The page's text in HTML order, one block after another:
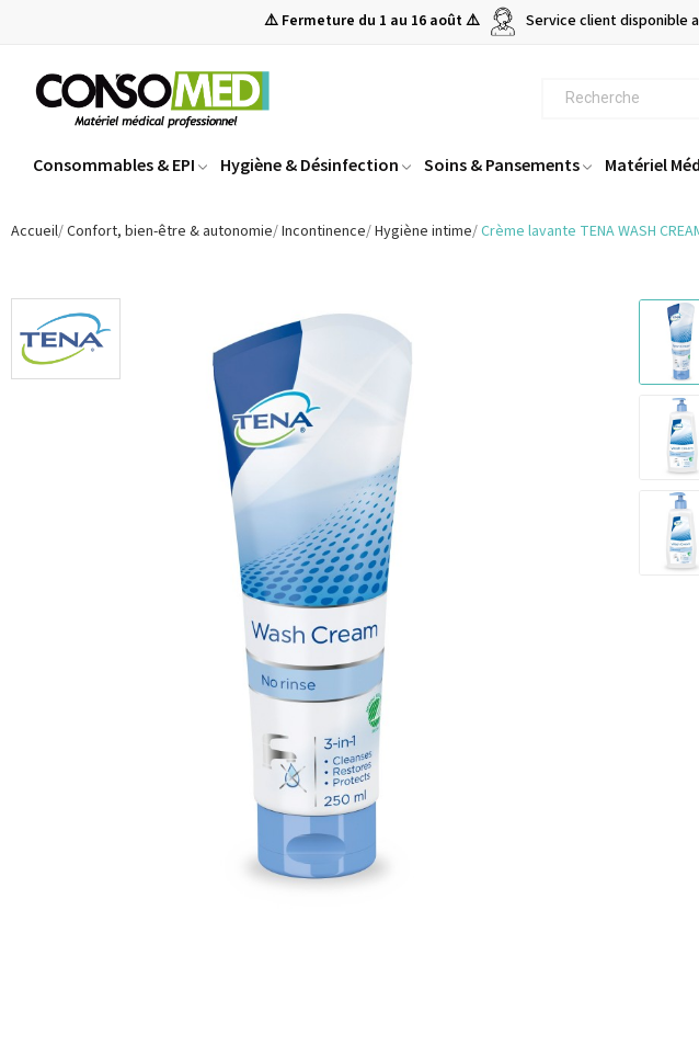
⚠️ Fermeture du 1 au 16 août ⚠️ Service client disponible
Consommables & EPI Hygiène & Désinfection Soins & Pansements Matériel
Accueil Confort, bien-être & autonomie Incontinence Hygiène intime Crème lavante TENA WASH